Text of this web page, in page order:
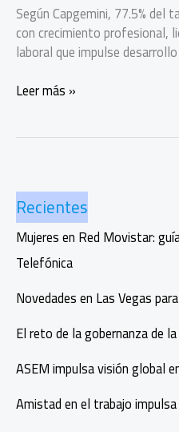
Según Capgemini, 77.5% del
con crecimiento profesional,
laboral que impulse
Talento
busca
liderazgo
técnico
Leer más »
Recientes
Mujeres en Red Movistar:
Telefónica
Novedades en Las Vegas
El reto de la gobernanza de
ASEM impulsa visión global
Amistad en el trabajo